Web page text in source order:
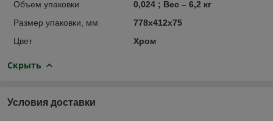
Объем упаковки
0,024 ; Вес – 6,2 кг
Размер упаковки, мм
778х412х75
Цвет
Хром
Скрыть
Условия доставки